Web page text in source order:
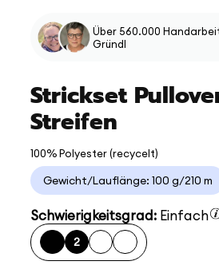
Über 560.000
Gründl
Strickset
Streifen
100% Polyester (recycelt)
Gewicht/Lauflänge: 100 g/210 m
Schwierigkeitsgrad: Einfach
2